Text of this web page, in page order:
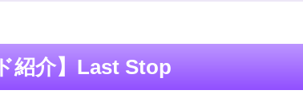
紹介】Last Stop